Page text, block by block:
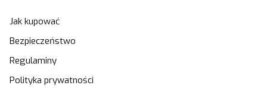
Jak kupować
Bezpieczeństwo
Regulaminy
Polityka prywatności